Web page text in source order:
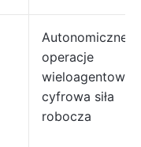
Autonomiczne
operacje
wieloagentowe i
cyfrowa siła
robocza